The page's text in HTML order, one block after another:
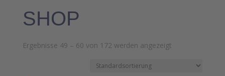
SHOP
Ergebnisse 49 – 60 von 172 werden angezeigt